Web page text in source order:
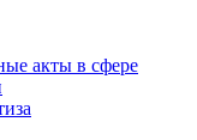
акты в сфере